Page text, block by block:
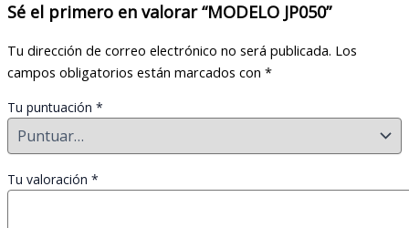
Sé el primero en valorar “MODELO JP050”
Tu dirección de correo electrónico no será publicada. Los
campos obligatorios están marcados con *
Tu puntuación *
Tu valoración *